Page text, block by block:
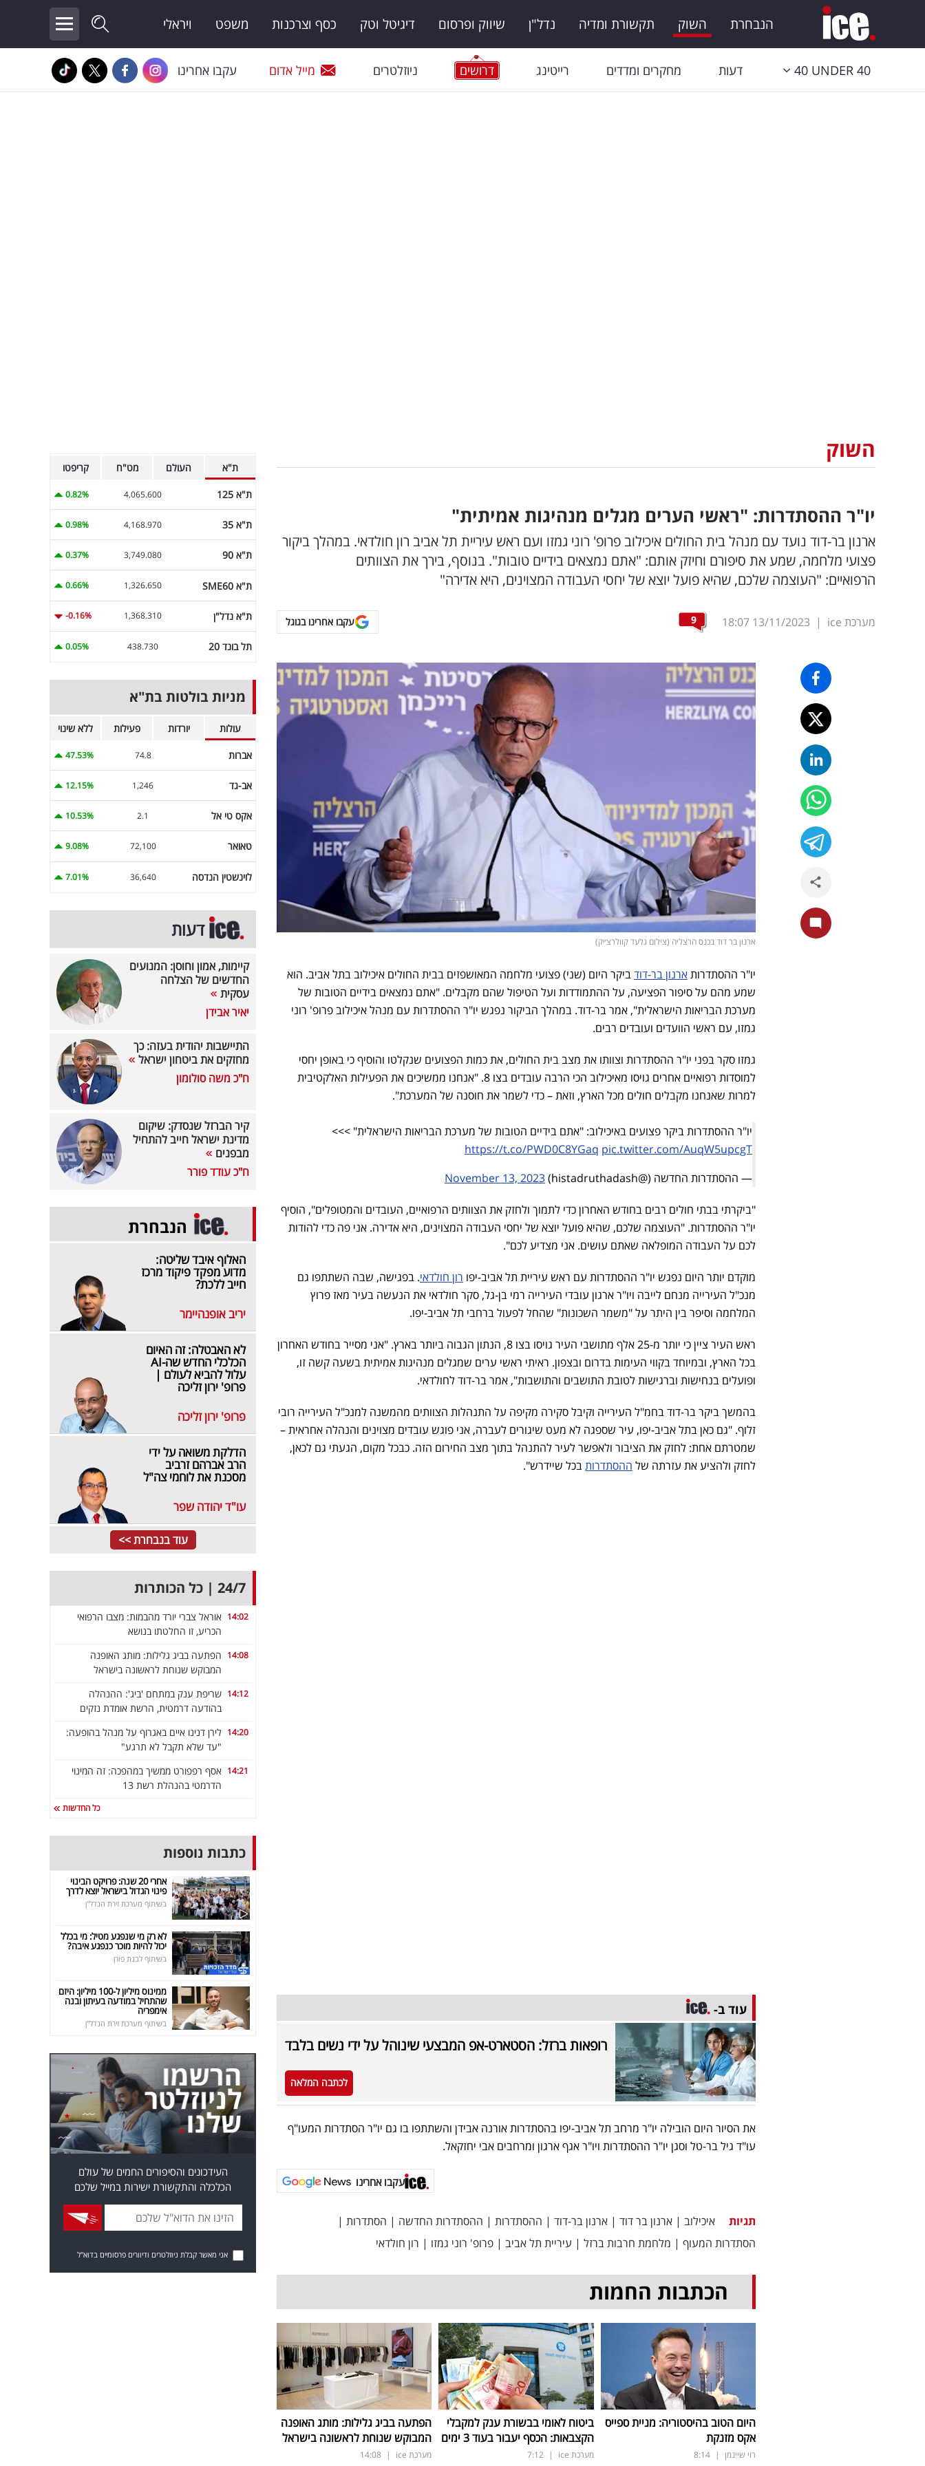
הנבחרת השוק תקשורת ומדיה נדל"ן שיווק ופרסום דיגיטל וטק כסף וצרכנות משפט ויראלי
40 UNDER 40 דעות מחקרים ומדדים רייטינג דרושים ניוזלטרים מייל אדום עקבו אחרינו
השוק
יו"ר ההסתדרות: "ראשי הערים מגלים מנהיגות אמיתית"
ארנון בר-דוד נועד עם מנהל בית החולים איכילוב פרופ' רוני גמזו ועם ראש עיריית תל אביב רון חולדאי. במהלך ביקור
פצועי מלחמה, שמע את סיפורם וחיזק אותם: "אתם נמצאים בידיים טובות". בנוסף, בירך את הצוותים
הרפואיים: "העוצמה שלכם, שהיא פועל יוצא של יחסי העבודה המצוינים, היא אדירה"
מערכת ice |
13/11/2023
18:07
9 עקבו אחרינו בגוגל
ארנון בר דוד בכנס הרצליה (צילום גלעד קוולרצ׳יק)
יו"ר ההסתדרותארנון בר-דודביקר היום (שני) פצועי מלחמה המאושפזים בבית החולים איכילוב בתל אביב. הוא
שמע מהם על סיפור הפציעה, על ההתמודדות ועל הטיפול שהם מקבלים. "אתם נמצאים בידיים הטובות של
מערכת הבריאות הישראלית", אמר בר-דוד. במהלך הביקור נפגש יו"ר ההסתדרות עם מנהל איכילוב פרופ' רוני
גמזו, עם ראשי הוועדים ועובדים רבים.
גמזו סקר בפני יו"ר ההסתדרות וצוותו את מצב בית החולים, את כמות הפצועים שנקלטו והוסיף כי באופן יחסי
למוסדות רפואיים אחרים גויסו מאיכילוב הכי הרבה עובדים בצו 8. "אנחנו ממשיכים את הפעילות האלקטיבית
למרות שאנחנו מקבלים חולים מכל הארץ, וזאת – כדי לשמר את חוסנה של המערכת".
יו"ר ההסתדרות ביקר פצועים באיכילוב: "אתם בידיים הטובות של מערכת הבריאות הישראלית" >>>
https://t.co/PWD0C8YGaq pic.twitter.com/AuqW5upcgT
— ההסתדרות החדשה (@histadruthadash)
November 13, 2023
"ביקרתי בבתי חולים רבים בחודש האחרון כדי לתמוך ולחזק את הצוותים הרפואיים, העובדים והמטופלים", הוסיף
יו"ר ההסתדרות. "העוצמה שלכם, שהיא פועל יוצא של יחסי העבודה המצוינים, היא אדירה. אני פה כדי להודות
לכם על העבודה המופלאה שאתם עושים. אני מצדיע לכם".
מוקדם יותר היום נפגש יו"ר ההסתדרות עם ראש עיריית תל אביב-יפו רון חולדאי. בפגישה, שבה השתתפו גם
מנכ"ל העירייה מנחם לייבה ויו"ר ארגון עובדי העירייה רמי בן-גל, סקר חולדאי את הנעשה בעיר מאז פרוץ
המלחמה וסיפר בין היתר על "משמר השכונות" שהחל לפעול ברחבי תל אביב-יפו.
ראש העיר ציין כי יותר מ-25 אלף מתושבי העיר גויסו בצו 8, הנתון הגבוה ביותר בארץ. "אני מסייר בחודש האחרון
בכל הארץ, ובמיוחד בקווי העימות בדרום ובצפון. ראיתי ראשי ערים שמגלים מנהיגות אמיתית בשעה קשה זו,
ופועלים בנחישות וברגישות לטובת התושבים והתושבות", אמר בר-דוד לחולדאי.
בהמשך ביקר בר-דוד בחמ"ל העירייה וקיבל סקירה מקיפה על התנהלות הצוותים מהמשנה למנכ"ל העירייה רובי
זלוף. "גם כאן בתל אביב-יפו, עיר שספגה לא מעט שיגורים לעברה, אני פוגש עובדים מצוינים והנהלה אחראית –
שמטרתם אחת: לחזק את הציבור ולאפשר לעיר להתנהל בתוך מצב החירום הזה. כבכל מקום, הגעתי גם לכאן,
לחזק ולהציע את עזרתה של ההסתדרותבכל שיידרש".
עוד ב-
רופאות ברזל: הסטארט-אפ המבצעי שינוהל על ידי נשים בלבד
לכתבה המלאה
את הסיור היום הובילה יו"ר מרחב תל אביב-יפו בהסתדרות אורנה אבידן והשתתפו בו גם יו"ר הסתדרות המעו"ף
עו"ד גיל בר-טל וסגן יו"ר ההסתדרות ויו"ר אגף ארגון ומרחבים אבי יחזקאל.
עקבו אחרינו
תגיות איכילוב | ארנון בר דוד | ארנון בר-דוד | ההסתדרות | ההסתדרות החדשה | הסתדרות |
הסתדרות המעוף | מלחמת חרבות ברזל | עיריית תל אביב | פרופ' רוני גמזו | רון חולדאי
הכתבות החמות
היום הטוב בהיסטוריה: מניית ספייס
אקס מזנקת
רוי שיינמן |
8:14
ביטוח לאומי בבשורת ענק למקבלי
הקצבאות: הכסף יעבור בעוד 3 ימים
מערכת ice |
7:12
הפתעה בביג גלילות: מותג האופנה
המבוקש שנוחת לראשונה בישראל
מערכת ice |
14:08
ת"א העולם מט"ח קריפטו
ת"א 125 4,065.600
0.82%
ת"א 35 4,168.970
0.98%
ת"א 90 3,749.080
0.37%
ת"א SME60 1,326.650
0.66%
ת"א נדל"ן 1,368.310
-0.16%
תל בונד 20 438.730
0.05%
מניות בולטות בת"א
עולות יורדות פעילות ללא שינוי
אברות 74.8
47.53%
אב-גד 1,246
12.15%
אקס טי אל 2.1
10.53%
טאואר 72,100
9.08%
לוינשטין הנדסה 36,640
7.01%
דעות
קיימות, אמון וחוסן: המנועים
החדשים של הצלחה
עסקית
יאיר אבידן
התיישבות יהודית בעזה: כך
מחזקים את ביטחון ישראל
ח"כ משה סולומון
קיר הברזל שנסדק: שיקום
מדינת ישראל חייב להתחיל
מבפנים
ח"כ עודד פורר
הנבחרת
האלוף איבד שליטה:
מדוע מפקד פיקוד מרכז
חייב ללכת?
יריב אופנהיימר
לא האבטלה: זה האיום
הכלכלי החדש שה-AI
עלול להביא לעולם |
פרופ' ירון זליכה
פרופ' ירון זליכה
הדלקת משואה על ידי
הרב אברהם זרביב
מסכנת את לוחמי צה"ל
עו"ד יהודה שפר
עוד בנבחרת >>
24/7 | כל הכותרות
14:02 אוראל צברי יורד מהבמות: מצבו הרפואי
הכריע, זו החלטתו בנושא
14:08 הפתעה בביג גלילות: מותג האופנה
המבוקש שנוחת לראשונה בישראל
14:12 שריפת ענק במתחם 'ביג': ההנהלה
בהודעה דרמטית, הרשת אומדת נזקים
14:20 לירן דנינו איים באגרוף על מנהל בהופעה:
"עד שלא תקבל לא תרגע"
14:21 אסף רפפורט ממשיך במהפכה: זה המינוי
הדרמטי בהנהלת רשת 13
כל החדשות
כתבות נוספות
אחרי 20 שנה: פרויקט הבינוי
פינוי הגדול בישראל יוצא לדרך
בשיתוף מערכת זירת הנדל"ן
לא רק מי שנפגע מטיל: מי בכלל
יכול להיות מוכר כנפגע איבה?
בשיתוף לבנת פורן
ממינוס מיליון ל-100 מיליון: היזם
שהתחיל במודעה בעיתון ובנה
אימפריה
בשיתוף מערכת זירת הנדל"ן
העידכונים והסיפורים החמים של עולם
הכלכלה והתקשורת ישירות במייל שלכם
אני מאשר קבלת ניוזלטרים ודיוורים פרסומיים בדוא"ל